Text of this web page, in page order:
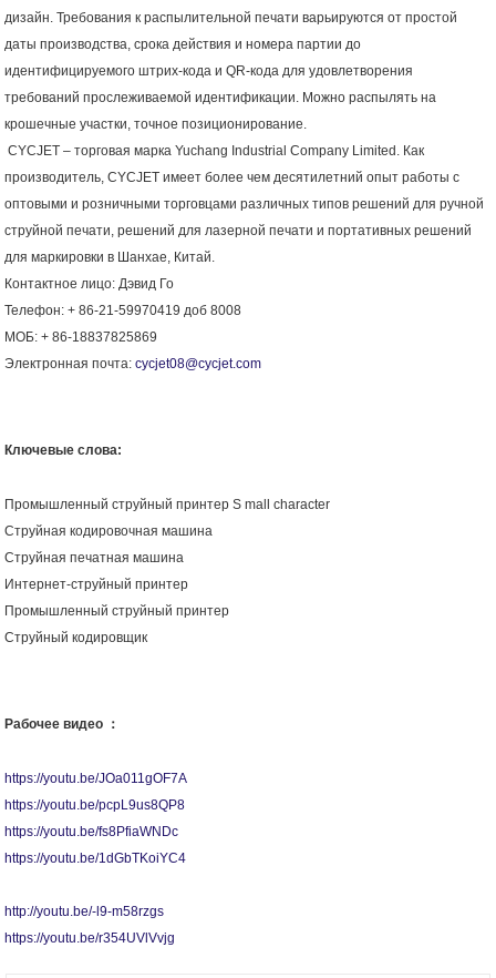
дизайн. Требования к распылительной печати варьируются от простой
даты производства, срока действия и номера партии до
идентифицируемого штрих-кода и QR-кода для удовлетворения
требований прослеживаемой идентификации. Можно распылять на
крошечные участки, точное позиционирование.
CYCJET – торговая марка Yuchang Industrial Company Limited. Как
производитель, CYCJET имеет более чем десятилетний опыт работы с
оптовыми и розничными торговцами различных типов решений для ручной
струйной печати, решений для лазерной печати и портативных решений
для маркировки в Шанхае, Китай.
Контактное лицо: Дэвид Го
Телефон: + 86-21-59970419 доб 8008
МОБ: + 86-18837825869
Электронная почта:cycjet08@cycjet.com
Ключевые слова:
Промышленный струйный принтер S mall character
Струйная кодировочная машина
Струйная печатная машина
Интернет-струйный принтер
Промышленный струйный принтер
Струйный кодировщик
Рабочее видео ：
https://youtu.be/JOa011gOF7A
https://youtu.be/pcpL9us8QP8
https://youtu.be/fs8PfiaWNDc
https://youtu.be/1dGbTKoiYC4
http://youtu.be/-l9-m58rzgs
https://youtu.be/r354UVlVvjg